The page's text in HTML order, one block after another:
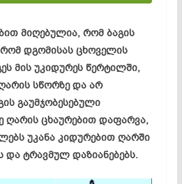
მიღებულია, რომ ბაგის
რომ დგომისას ცხოველის
მის უკიდურეს წერტილში,
სწორზე და არ
გაუმჯობესებული
ღარის ცხაურებით დაფარვა,
უკანა კიდურებით ღარში
და ტრავმულ დაზიანებებს.